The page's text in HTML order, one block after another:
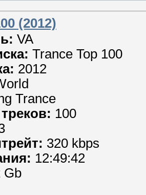
(2012)
VA
Trance Top 100
2012
Trance
100
320 kbps
12:49:42
Gb